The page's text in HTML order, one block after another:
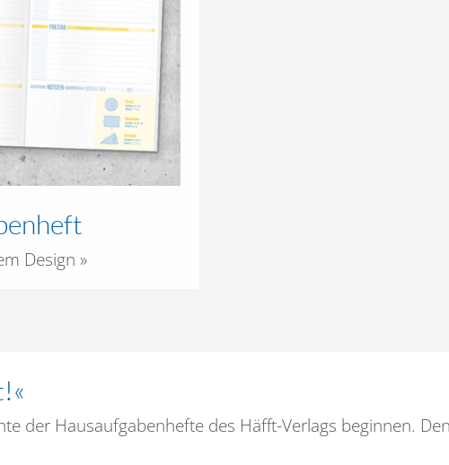
Design »
der Hausaufgabenhefte des Häfft-Verlags beginnen.